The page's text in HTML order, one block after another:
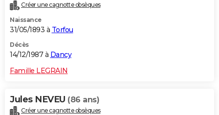
Créer une cagnotte obsèques
Naissance
31/05/1893 à Torfou
Décès
14/12/1987 à Dancy
Famille LEGRAIN
Jules NEVEU (86 ans)
Créer une cagnotte obsèques